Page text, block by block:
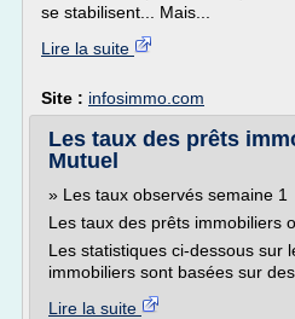
se stabilisent... Mais...
Lire la suite
Site : infosimmo.com
Les taux des prêts
Mutuel
» Les taux observés semaine 1
Les taux des prêts immobiliers
Les statistiques ci-dessous sur
immobiliers sont basées sur
Lire la suite